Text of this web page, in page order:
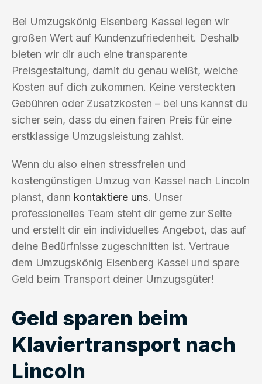
Bei Umzugskönig Eisenberg Kassel legen wir
großen Wert auf Kundenzufriedenheit. Deshalb
bieten wir dir auch eine transparente
Preisgestaltung, damit du genau weißt, welche
Kosten auf dich zukommen. Keine versteckten
Gebühren oder Zusatzkosten – bei uns kannst du
sicher sein, dass du einen fairen Preis für eine
erstklassige Umzugsleistung zahlst.
Wenn du also einen stressfreien und
kostengünstigen Umzug von Kassel nach Lincoln
planst, dann kontaktiere uns. Unser
professionelles Team steht dir gerne zur Seite
und erstellt dir ein individuelles Angebot, das auf
deine Bedürfnisse zugeschnitten ist. Vertraue
dem Umzugskönig Eisenberg Kassel und spare
Geld beim Transport deiner Umzugsgüter!
Geld sparen beim
Klaviertransport nach
Lincoln